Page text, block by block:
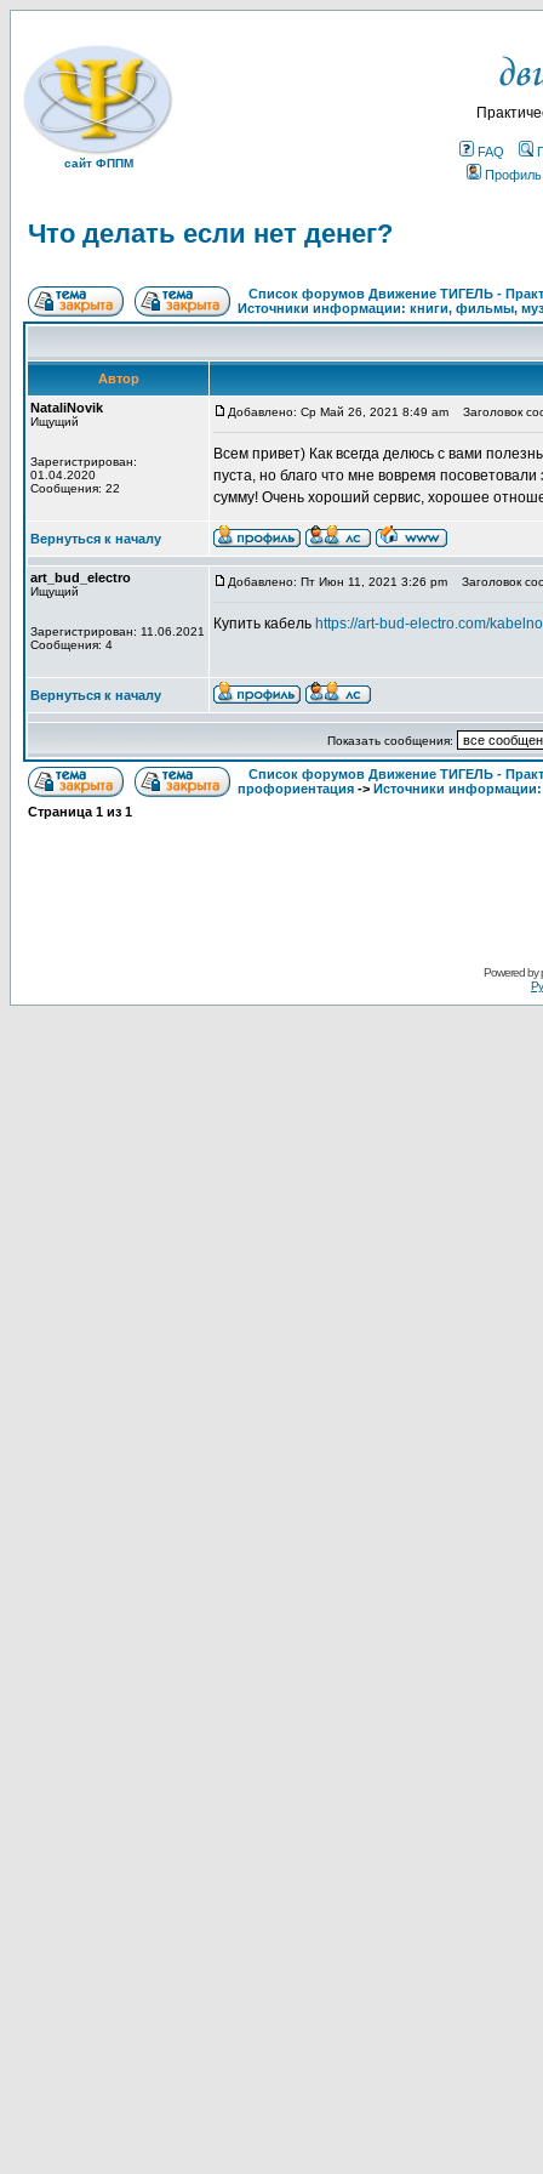
сайт ФППМ
FAQ
Профиль
Что делать если нет денег?
Список форумов Движение ТИГЕЛЬ -
Источники информации: книги, фильмы,
Автор
NataliNovik
Ищущий
Зарегистрирован:
01.04.2020
Сообщения: 22
Добавлено: Ср Май 26, 2021 8:49 am Заголовок
Всем привет) Как всегда делюсь с вами
пуста, но благо что мне вовремя
сумму! Очень хороший сервис, хорошее
Вернуться к началу
art_bud_electro
Ищущий
Зарегистрирован: 11.06.2021
Сообщения: 4
Добавлено: Пт Июн 11, 2021 3:26 pm Заголовок
Купить кабель https://art-bud-electro.com/
Вернуться к началу
Показать сообщения:
Список форумов Движение ТИГЕЛЬ -
профориентация -> Источники
Страница 1 из 1
Powered by